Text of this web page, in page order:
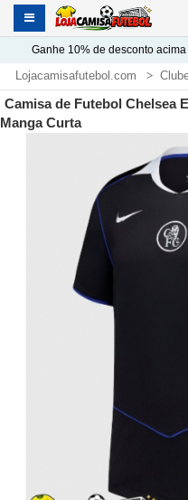
Ganhe 10%de desconto acima
Lojacamisafutebol.com
Camisa de Futebol Chelsea
Manga Curta